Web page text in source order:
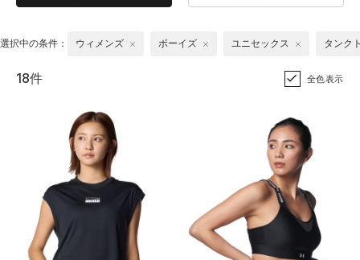
選択中の条件： ウィメンズ ボーイズ ユニセックス タンク
18件 全色表示